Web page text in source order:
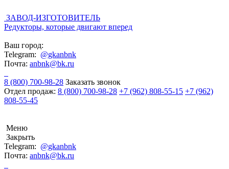
ЗАВОД-ИЗГОТОВИТЕЛЬ
Редукторы, которые двигают вперед
Ваш город:
Telegram: @gkanbnk
Почта: anbnk@bk.ru
8 (800) 700-98-28 Заказать звонок
Отдел продаж: 8 (800) 700-98-28 +7 (962) 808-55-15 +7 (962)
808-55-45
Меню
Закрыть
Telegram: @gkanbnk
Почта: anbnk@bk.ru